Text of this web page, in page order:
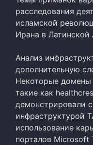
расследования
исламской
Ирана в Латинской
Анализ
дополнительную
Некоторые домены
такие как
демонстрировали
инфраструктурой
использование
порталов